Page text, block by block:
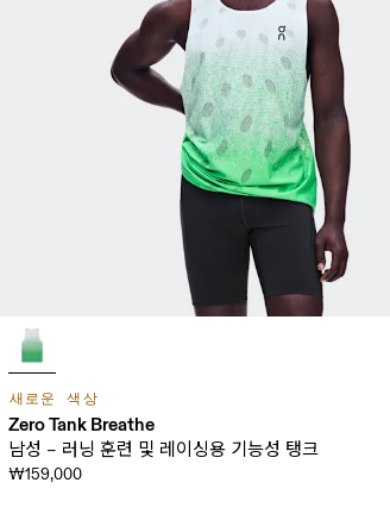
새로운 색상
Zero Tank Breathe
남성 – 러닝 훈련 및 레이싱용 기능성 탱크
₩159,000